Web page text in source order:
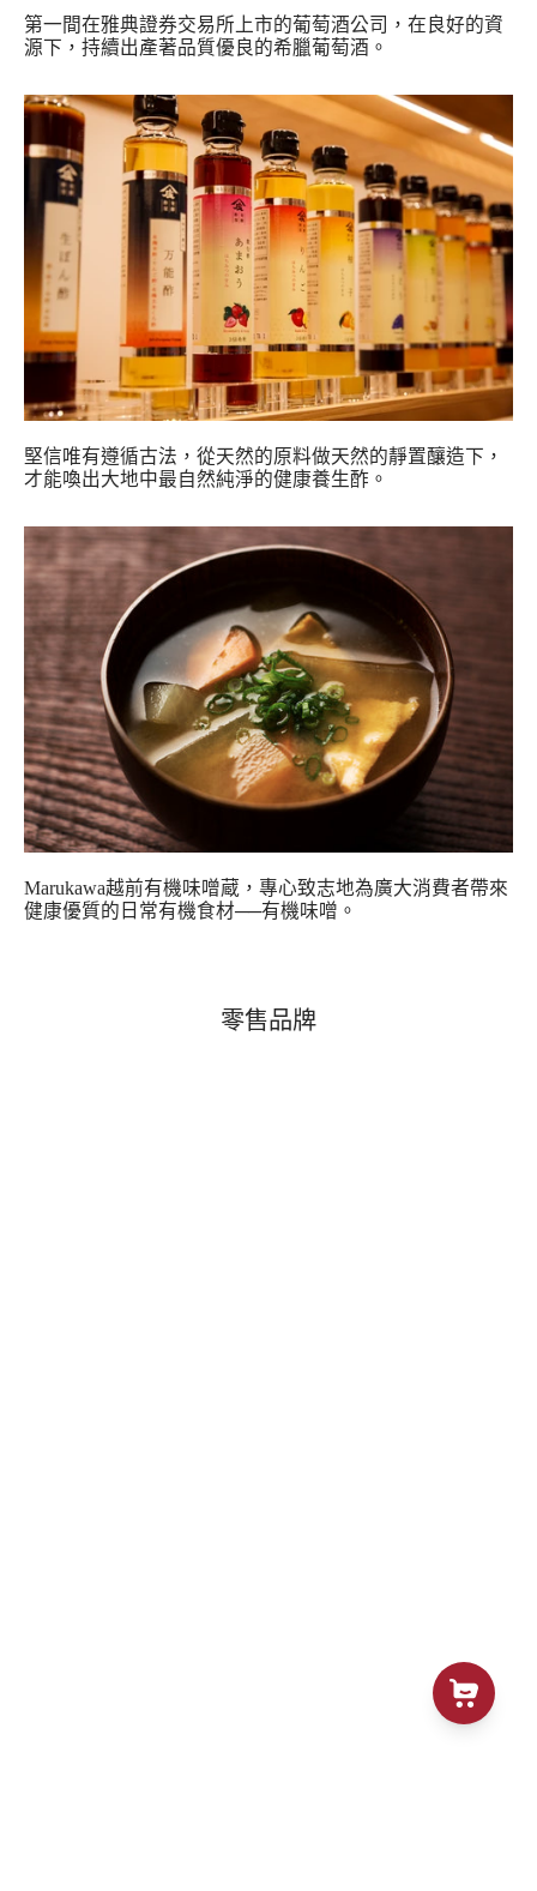
第一間在雅典證券交易所上市的葡萄酒公司，在良好的資
源下，持續出產著品質優良的希臘葡萄酒。
堅信唯有遵循古法，從天然的原料做天然的靜置釀造下，
才能喚出大地中最自然純淨的健康養生酢。
Marukawa越前有機味噌蔵，專心致志地為廣大消費者帶來
健康優質的日常有機食材──有機味噌。
零售品牌